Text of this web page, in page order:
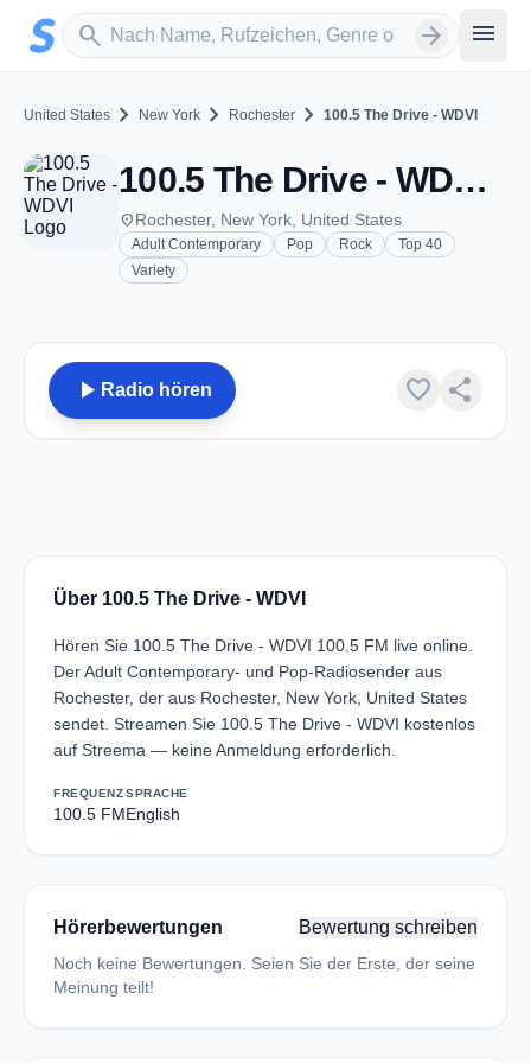
Zum Hauptinhalt springen
search
Sender suchen arrow_forward menu
United States chevron_right New York chevron_right Rochester chevron_right 100.5 The Drive - WDVI
100.5 The Drive - WDVI - FM 100.5 - Rochester, NY
placeRochester, New York, United States
Adult Contemporary Pop Rock
Top 40
Variety
play_arrow Radio hören favorite share
Über 100.5 The Drive - WDVI
Hören Sie 100.5 The Drive - WDVI 100.5 FM live online.
Der Adult Contemporary- und Pop-Radiosender aus
Rochester, der aus Rochester, New York, United States
sendet. Streamen Sie 100.5 The Drive - WDVI kostenlos
auf Streema — keine Anmeldung erforderlich.
FREQUENZ
100.5 FM
SPRACHE
English
Hörerbewertungen Bewertung schreiben
Noch keine Bewertungen. Seien Sie der Erste, der seine
Meinung teilt!